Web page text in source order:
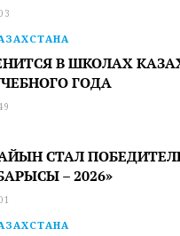
В ШКОЛАХ
ГОДА
СТАЛ
– 2026»